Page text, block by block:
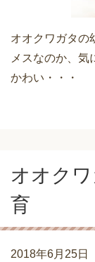
オオクワガタの
メスなのか、気
かわい・・・
オオク
育
2018年6月25日